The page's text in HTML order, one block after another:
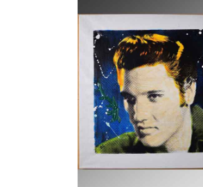
TOEVOEGEN AAN
WINKELWAGEN